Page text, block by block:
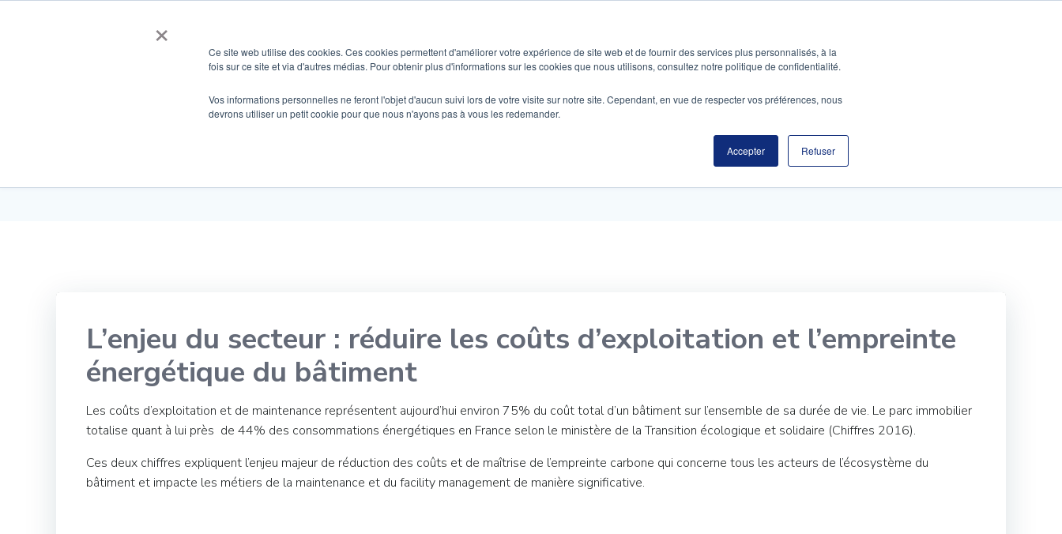
×
Ce site web utilise des cookies. Ces cookies permettent d'améliorer votre expérience de site web et de fournir des services plus personnalisés, à la
fois sur ce site et via d'autres médias. Pour obtenir plus d'informations sur les cookies que nous utilisons, consultez notre politique de confidentialité.
Vos informations personnelles ne feront l'objet d'aucun suivi lors de votre visite sur notre site. Cependant, en vue de respecter vos préférences, nous
devrons utiliser un petit cookie pour que nous n'ayons pas à vous les redemander.
Accepter Refuser
Les solutions intelligentes au service de la maintenance
L’enjeu du secteur : réduire les coûts d’exploitation et l’empreinte
énergétique du bâtiment
Les coûts d’exploitation et de maintenance représentent aujourd’hui environ 75% du coût total d’un bâtiment sur l’ensemble de sa durée de vie. Le parc immobilier
totalise quant à lui près de 44% des consommations énergétiques en France selon le ministère de la Transition écologique et solidaire (Chiffres 2016).
Ces deux chiffres expliquent l’enjeu majeur de réduction des coûts et de maîtrise de l’empreinte carbone qui concerne tous les acteurs de l’écosystème du
bâtiment et impacte les métiers de la maintenance et du facility management de manière significative.